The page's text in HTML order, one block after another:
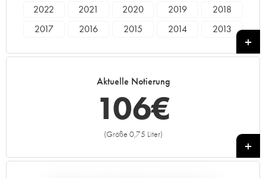
2022 2021 2020 2019
2018
2017
2016 2015 2014
2013
2001 2000 1999
1995
Aktuelle Notierung
106€
(Größe 0,75 Liter)
+